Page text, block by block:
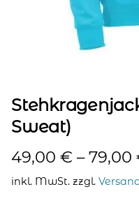
Sweat)
49,00 € –79,00
inkl. MwSt. zzgl.